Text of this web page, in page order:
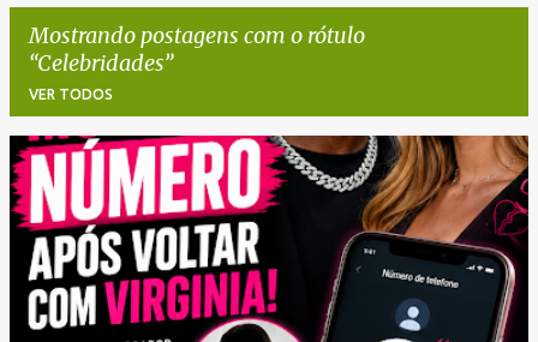
Mostrando postagens com o rótulo
Celebridades
VER TODOS
P
o